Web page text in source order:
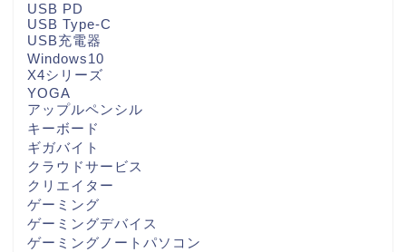
USB PD
USB Type-C
USB充電器
Windows10
X4シリーズ
YOGA
アップルペンシル
キーボード
ギガバイト
クラウドサービス
クリエイター
ゲーミング
ゲーミングデバイス
ゲーミングノートパソコン